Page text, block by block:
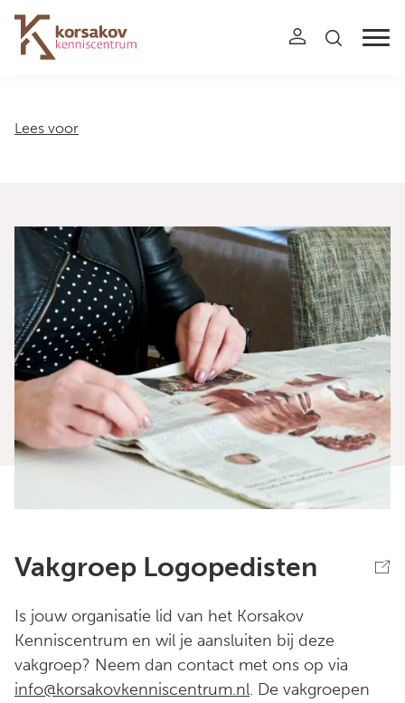
Navigation
Lees voor
Vakgroep Logopedisten
Is jouw organisatie lid van het Korsakov
Kenniscentrum en wil je aansluiten bij deze
vakgroep? Neem dan contact met ons op via
info@korsakovkenniscentrum.nl. De vakgroepen